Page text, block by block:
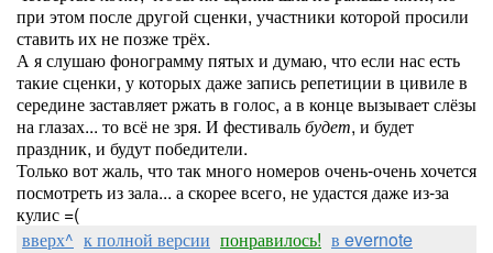
при этом после другой сценки, участники которой просили
ставить их не позже трёх.
А я слушаю фонограмму пятых и думаю, что если нас есть
такие сценки, у которых даже запись репетиции в цивиле в
середине заставляет ржать в голос, а в конце вызывает слёзы
на глазах... то всё не зря. И фестивальбудет, и будет
праздник, и будут победители.
Только вот жаль, что так много номеров очень-очень хочется
посмотреть из зала... а скорее всего, не удастся даже из-за
кулис =(
вверх^ к полной версии понравилось! в evernote